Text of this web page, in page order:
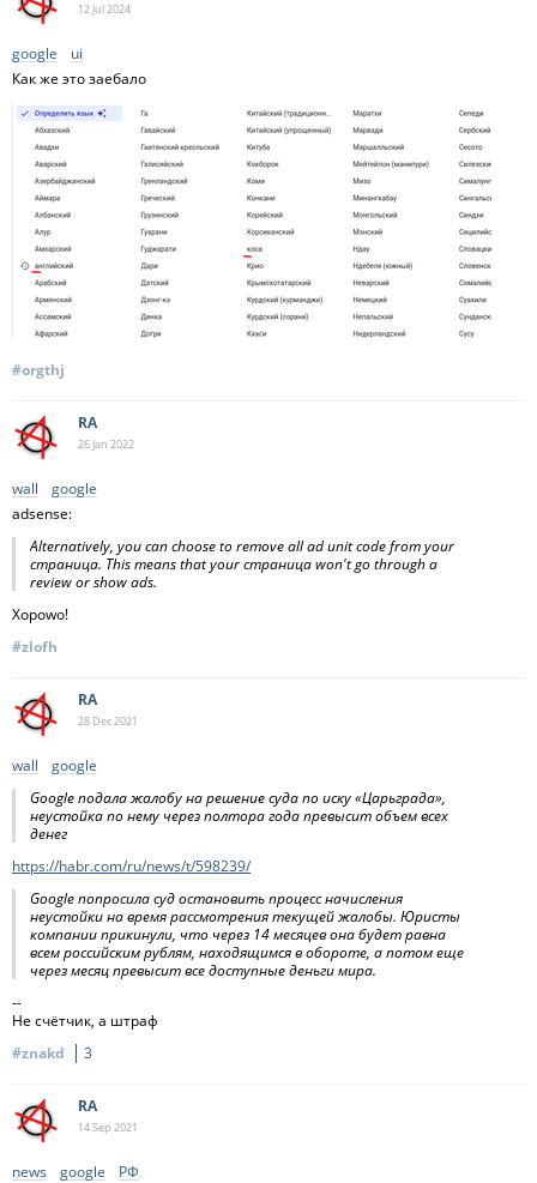
12 Jul2024
google
ui
Как же это заебало
#orgthj
RA
26 Jan 2022
wall
google
adsense:
Alternatively, you can choose to remove all ad unit code from your
страница. This means that your страница won't go through a
review or show ads.
Xopowo!
#zlofh
RA
28 Dec2021
wall
google
Google подала жалобу на решение суда по иску «Царьграда»,
неустойка по нему через полтора года превысит объем всех
денег
https://habr.com/ru/news/t/598239/
Google попросила суд остановить процесс начисления
неустойки на время рассмотрения текущей жалобы. Юристы
компании прикинули, что через 14 месяцев она будет равна
всем российским рублям, находящимся в обороте, а потом еще
через месяц превысит все доступные деньги мира.
--
Не счётчик, а штраф
#znakd
3
RA
14 Sep 2021
news google
РФ